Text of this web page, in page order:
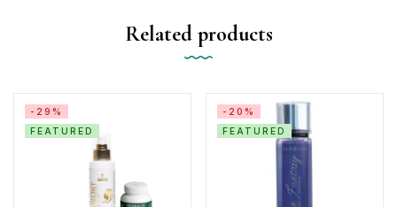
Related products
-29%
FEATURED
-20%
FEATURED